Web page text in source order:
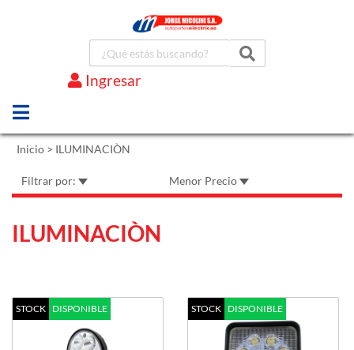
Ingresar
Inicio > ILUMINACIÒN
Filtrar por: Menor Precio
ILUMINACIÒN
STOCK DISPONIBLE STOCK DISPONIBLE